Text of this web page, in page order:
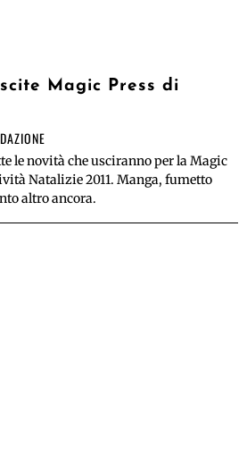
Magic Press di
le novità che usciranno per la Magic
Natalizie 2011. Manga, fumetto
altro ancora.